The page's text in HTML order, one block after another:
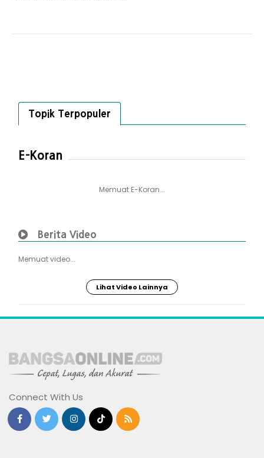
Topik Terpopuler
E-Koran
Memuat E-Koran...
Berita Video
Memuat video...
Lihat Video Lainnya
Connect With Us